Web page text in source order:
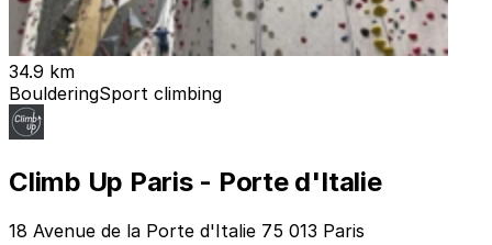
34.9 km
BoulderingSport climbing
Climb Up Paris - Porte d'Italie
18 Avenue de la Porte d'Italie 75 013 Paris